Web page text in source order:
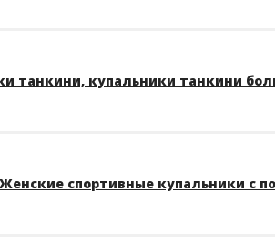
танкини, купальники танкини
Женские спортивные купальники с